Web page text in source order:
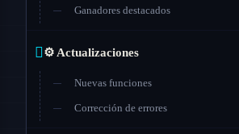
Ganadores destacados
⚙️ Actualizaciones
Nuevas funciones
Corrección de errores